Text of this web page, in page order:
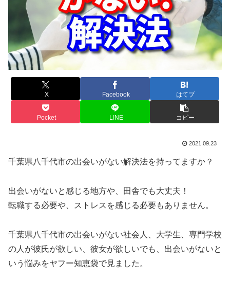
X Facebook はてブ
Pocket LINE コピー
2021.09.23
千葉県八千代市の出会いがない解決法を持ってますか？
出会いがないと感じる地方や、田舎でも大丈夫！
転職する必要や、ストレスを感じる必要もありません。
千葉県八千代市の出会いがない社会人、大学生、専門学校
の人が彼氏が欲しい、彼女が欲しいでも、出会いがないと
いう悩みをヤフー知恵袋で見ました。